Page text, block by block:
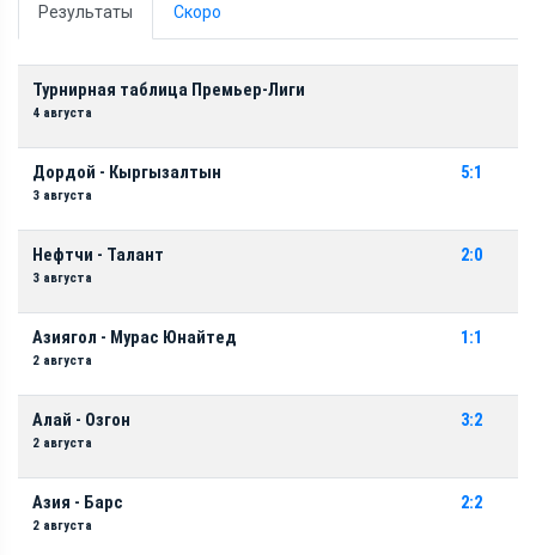
Результаты Скоро
Турнирная таблица Премьер-Лиги
4 августа
Дордой - Кыргызалтын
3 августа
5:1
Нефтчи - Талант
3 августа
2:0
Азиягол - Мурас Юнайтед
2 августа
1:1
Алай - Озгон
2 августа
3:2
Азия - Барс
2 августа
2:2